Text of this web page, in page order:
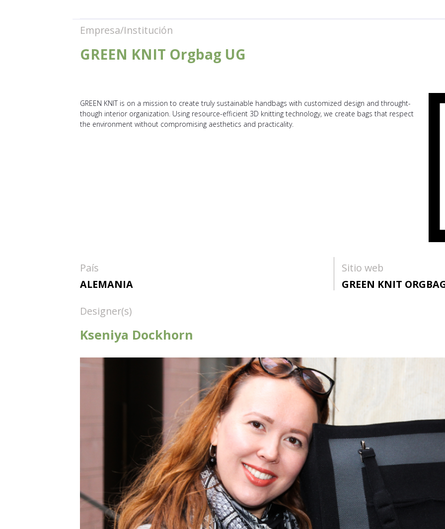
Empresa/Institución
GREEN KNIT Orgbag UG
GREEN KNIT is on a mission to create truly sustainable handbags with customized design and throught-
though interior organization. Using resource-efficient 3D knitting technology, we create bags that respect
the environment without compromising aesthetics and practicality.
País
ALEMANIA
Sitio web
GREEN KNIT
Designer(s)
Kseniya Dockhorn